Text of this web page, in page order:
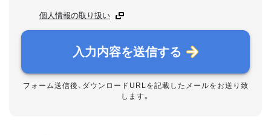
個人情報の取り扱い
入力内容を送信する
フォーム送信後、ダウンロードURLを記載したメールをお送り致
します。